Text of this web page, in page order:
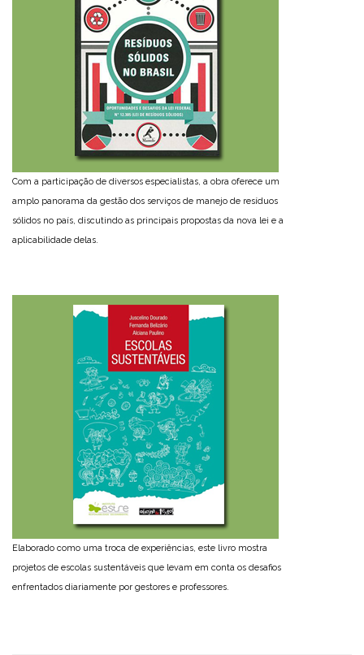
Com a participação de diversos especialistas, a obra oferece um
amplo panorama da gestão dos serviços de manejo de resíduos
sólidos no país, discutindo as principais propostas da nova lei e a
aplicabilidade delas.
Elaborado como uma troca de experiências, este livro mostra
projetos de escolas sustentáveis que levam em conta os desafios
enfrentados diariamente por gestores e professores.